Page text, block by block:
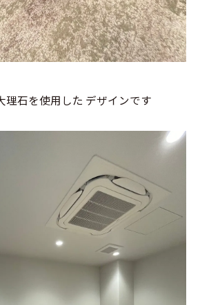
理石を使用した デザインです